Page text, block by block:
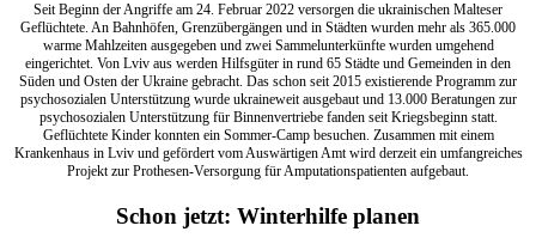
Seit Beginn der Angriffe am 24. Februar 2022 versorgen die ukrainischen Malteser
Geflüchtete. An Bahnhöfen, Grenzübergängen und in Städten wurden mehr als 365.000
warme Mahlzeiten ausgegeben und zwei Sammelunterkünfte wurden umgehend
eingerichtet. Von Lviv aus werden Hilfsgüter in rund 65 Städte und Gemeinden in den
Süden und Osten der Ukraine gebracht. Das schon seit 2015 existierende Programm zur
psychosozialen Unterstützung wurde ukraineweit ausgebaut und 13.000 Beratungen zur
psychosozialen Unterstützung für Binnenvertriebe fanden seit Kriegsbeginn statt.
Geflüchtete Kinder konnten ein Sommer-Camp besuchen. Zusammen mit einem
Krankenhaus in Lviv und gefördert vom Auswärtigen Amt wird derzeit ein umfangreiches
Projekt zur Prothesen-Versorgung für Amputationspatienten aufgebaut.
Schon jetzt: Winterhilfe planen